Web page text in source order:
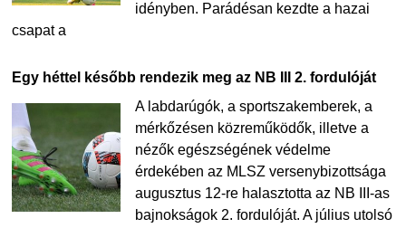
idényben. Parádésan kezdte a hazai
csapat a
Egy héttel később rendezik meg az NB III 2. fordulóját
A labdarúgók, a sportszakemberek, a
mérkőzésen közreműködők, illetve a
nézők egészségének védelme
érdekében az MLSZ versenybizottsága
augusztus 12-re halasztotta az NB III-as
bajnokságok 2. fordulóját. A július utolsó